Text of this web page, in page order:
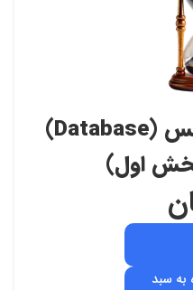
آموزش کار با دیتابیس (Database)
اول)
به سبد